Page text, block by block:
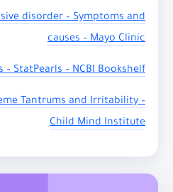
disorder – Symptoms and
causes – Mayo Clinic
– StatPearls – NCBI Bookshelf
Tantrums and Irritability –
Child Mind Institute